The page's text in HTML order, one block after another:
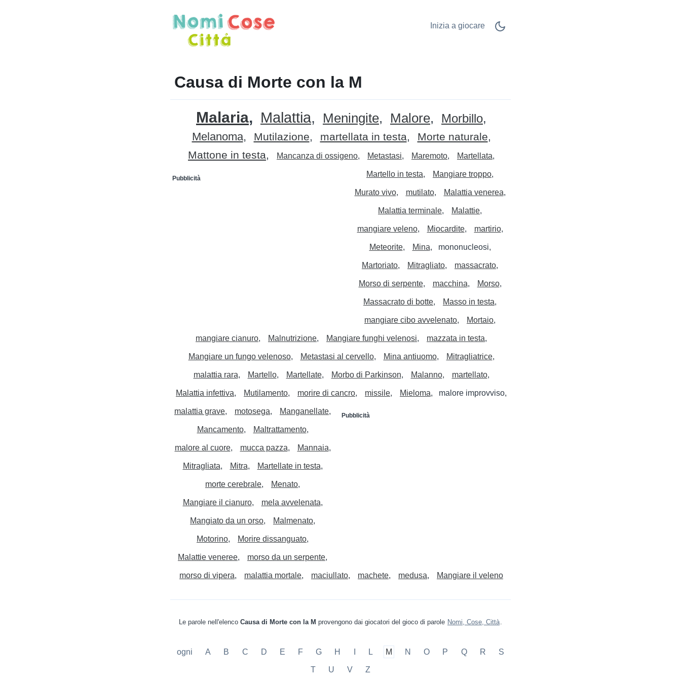
Inizia a giocare
Causa di Morte con la M
Malaria Malattia Meningite Malore Morbillo
Melanoma Mutilazione martellata in testa
Morte naturale
Mattone in testa
Mancanza di ossigeno Metastasi Maremoto Martellata
Martello in testa
Pubblicità Mangiare troppo
Murato vivo mutilato Malattia venerea
Malattia terminale Malattie
mangiare veleno Miocardite martirio
Meteorite Mina mononucleosi
Martoriato Mitragliato massacrato
Morso di serpente macchina Morso
Massacrato di botte Masso in testa
mangiare cibo avvelenato Mortaio
mangiare cianuro Malnutrizione Mangiare funghi velenosi mazzata in testa
Mangiare un fungo velenoso Metastasi al cervello Mina antiuomo Mitragliatrice
malattia rara Martello Martellate Morbo di Parkinson Malanno martellato
Malattia infettiva Mutilamento morire di cancro missile Mieloma malore improvviso
malattia grave motosega Manganellate Pubblicità
Mancamento Maltrattamento
malore al cuore mucca pazza Mannaia
Mitragliata Mitra Martellate in testa
morte cerebrale Menato
Mangiare il cianuro mela avvelenata
Mangiato da un orso Malmenato
Motorino Morire dissanguato
Malattie veneree morso da un serpente
morso di vipera malattia mortale maciullato machete medusa Mangiare il veleno
Le parole nell'elenco Causa di Morte con la M provengono dai giocatori del gioco di parole Nomi, Cose, Città.
ogni A B C D E F G H L M N O P Q R S
T U V Z